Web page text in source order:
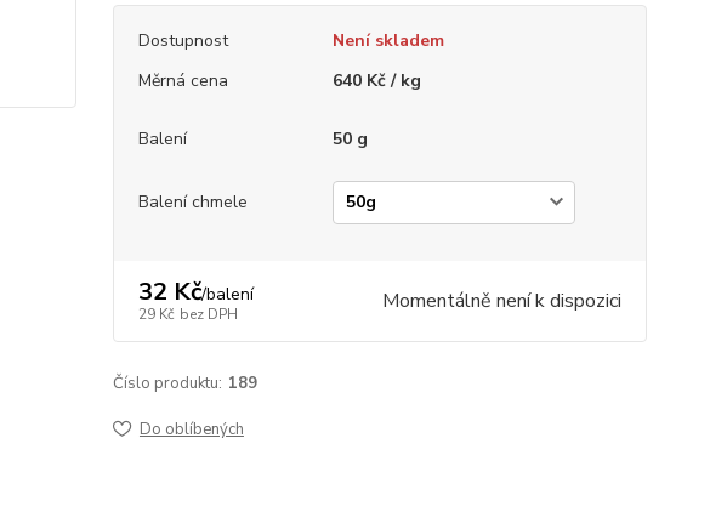
Dostupnost
Není skladem
Měrná cena
640 Kč / kg
Balení 50 g
Balení chmele
32 Kč/balení
29 Kč bez DPH Momentálně není k dispozici
Číslo produktu: 189
Do oblíbených